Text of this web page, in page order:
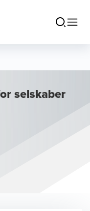
selskaber